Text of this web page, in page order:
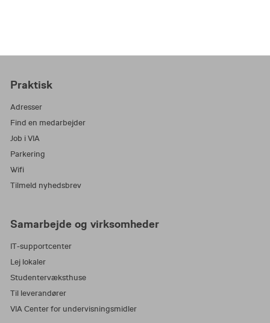
Praktisk
Adresser
Find en medarbejder
Job i VIA
Parkering
Wifi
Tilmeld nyhedsbrev
Samarbejde og virksomheder
IT-supportcenter
Lej lokaler
Studentervæksthuse
Til leverandører
VIA Center for undervisningsmidler